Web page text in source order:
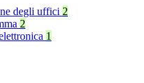
degli uffici 2
2
1